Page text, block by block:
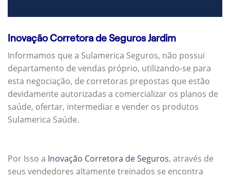
Inovação Corretora de Seguros Jardim
Informamos que a Sulamerica Seguros, não possui
departamento de vendas próprio, utilizando-se para
esta negociação, de corretoras prepostas que estão
devidamente autorizadas a comercializar os planos de
saúde, ofertar, intermediar e vender os produtos
Sulamerica Saúde.
Por Isso a Inovação Corretora de Seguros, através de
seus vendedores altamente treinados se encontra